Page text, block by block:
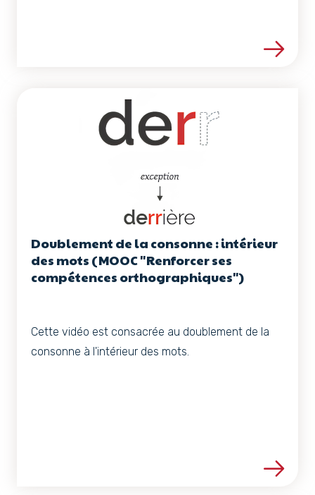
Voir les détails de la
Doublement de la consonne : intérieur
des mots (MOOC "Renforcer ses
compétences orthographiques")
Cette vidéo est consacrée au doublement de la
consonne à l'intérieur des mots.
Voir les détails de la